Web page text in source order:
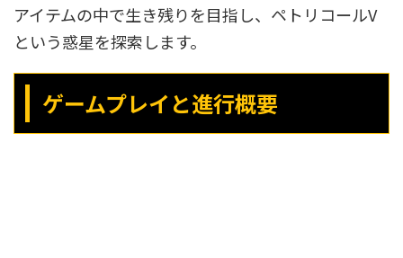
アイテムの中で生き残りを目指し、ペトリコールV
という惑星を探索します。
ゲームプレイと進行概要